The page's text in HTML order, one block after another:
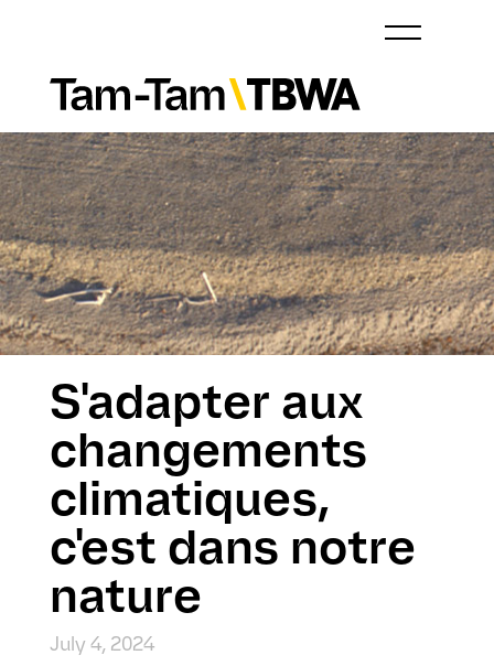
S'adapter aux
changements
climatiques,
c'est dans notre
nature
July 4, 2024